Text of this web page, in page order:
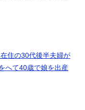
住の30代後半夫婦が
へて40歳で娘を出産